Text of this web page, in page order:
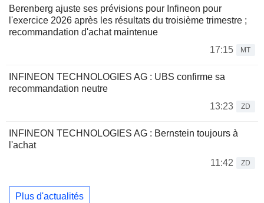
Berenberg ajuste ses prévisions pour Infineon pour
l'exercice 2026 après les résultats du troisième trimestre ;
recommandation d'achat maintenue
17:15
MT
INFINEON TECHNOLOGIES AG : UBS confirme sa
recommandation neutre
13:23
ZD
INFINEON TECHNOLOGIES AG : Bernstein toujours à
l'achat
11:42
ZD
Plus d'actualités